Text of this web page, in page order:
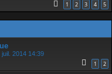
1 2 3 4 5
juil. 2014 14:39
1 2